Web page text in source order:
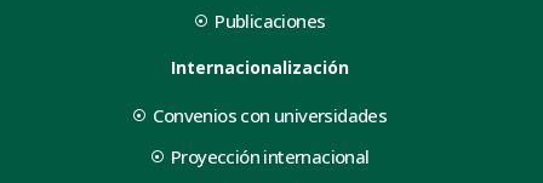
Publicaciones
Internacionalización
Convenios con universidades
Proyección internacional